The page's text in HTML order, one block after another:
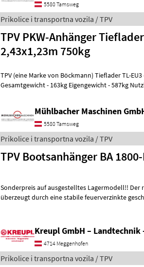
5580 Tamsweg
Prikolice i transportna vozila / TPV
TPV PKW-Anhänger
2,43x1,23m 750kg
TPV (eine Marke von Böckmann) Tieflader TL-EU3 - 750kg
Gesamtgewicht - 163kg Eigengewicht - 587kg
Mühlbacher Maschinen
5580 Tamsweg
Prikolice i transportna vozila / TPV
TPV Bootsanhänger BA
Sonderpreis auf ausgestelltes Lagermodell!! Der robuste Bootstrailer
überzeugt durch eine stabile feuerverzinkte
Kreupl GmbH – Landtechnik
4714 Meggenhofen
Prikolice i transportna vozila / TPV